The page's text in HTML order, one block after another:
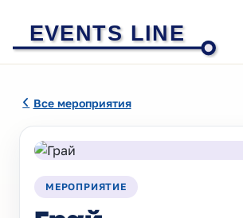
EVENTS LINE
Все мероприятия
МЕРОПРИЯТИЕ